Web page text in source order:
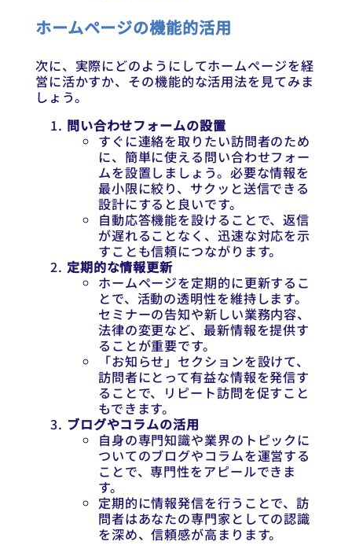
ホームページの機能的活用
次に、実際にどのようにしてホームページを経
営に活かすか、その機能的な活用法を見てみま
しょう。
問い合わせフォームの設置
すぐに連絡を取りたい訪問者のため
に、簡単に使える問い合わせフォー
ムを設置しましょう。必要な情報を
最小限に絞り、サクッと送信できる
設計にすると良いです。
自動応答機能を設けることで、返信
が遅れることなく、迅速な対応を示
すことも信頼につながります。
定期的な情報更新
ホームページを定期的に更新するこ
とで、活動の透明性を維持します。
セミナーの告知や新しい業務内容、
法律の変更など、最新情報を提供す
ることが重要です。
「お知らせ」セクションを設けて、
訪問者にとって有益な情報を発信す
ることで、リピート訪問を促すこと
もできます。
ブログやコラムの活用
自身の専門知識や業界のトピックに
ついてのブログやコラムを運営する
ことで、専門性をアピールできま
す。
定期的に情報発信を行うことで、訪
問者はあなたの専門家としての認識
を深め、信頼感が高まります。